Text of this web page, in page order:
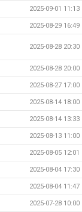
2025-09-01 11:13
2025-08-29 16:49
2025-08-28 20:30
2025-08-28 20:00
2025-08-27 17:00
2025-08-14 18:00
2025-08-14 13:33
2025-08-13 11:00
2025-08-05 12:01
2025-08-04 17:30
2025-08-04 11:47
2025-07-28 10:00